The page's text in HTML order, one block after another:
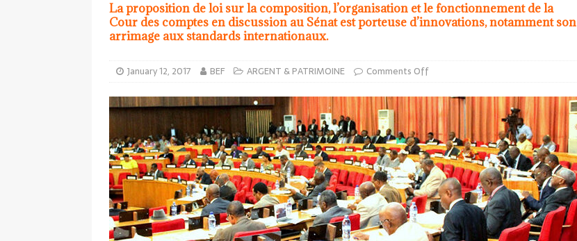
La proposition de loi sur la composition, l’organisation et le fonctionnement de la
Cour des comptes en discussion au Sénat est porteuse d’innovations, notamment son
arrimage aux standards internationaux.
January 12, 2017 BEF ARGENT & PATRIMOINE Comments Off